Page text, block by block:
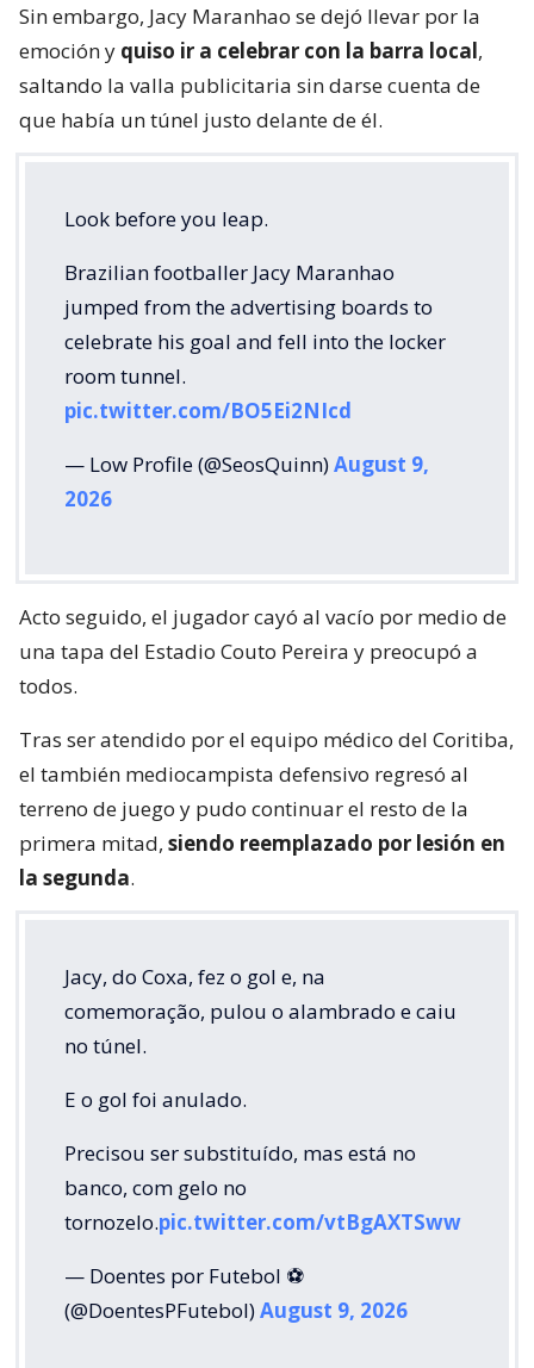
Sin embargo, Jacy Maranhao se dejó llevar por la
emoción y quiso ir a celebrar con la barra local,
saltando la valla publicitaria sin darse cuenta de
que había un túnel justo delante de él.
Look before you leap.
Brazilian footballer Jacy Maranhao
jumped from the advertising boards to
celebrate his goal and fell into the locker
room tunnel.
pic.twitter.com/BO5Ei2NIcd
— Low Profile (@SeosQuinn)August 9,
2026
Acto seguido, el jugador cayó al vacío por medio de
una tapa del Estadio Couto Pereira y preocupó a
todos.
Tras ser atendido por el equipo médico del Coritiba,
el también mediocampista defensivo regresó al
terreno de juego y pudo continuar el resto de la
primera mitad, siendo reemplazado por lesión en
la segunda.
Jacy, do Coxa, fez o gol e, na
comemoração, pulou o alambrado e caiu
no túnel.
E o gol foi anulado.
Precisou ser substituído, mas está no
banco, com gelo no
tornozelo.pic.twitter.com/vtBgAXTSww
— Doentes por Futebol ⚽
(@DoentesPFutebol)August 9, 2026